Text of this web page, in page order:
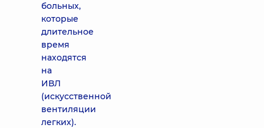
больных,
которые
длительное
время
находятся
на
ИВЛ
(искусственной
вентиляции
легких).